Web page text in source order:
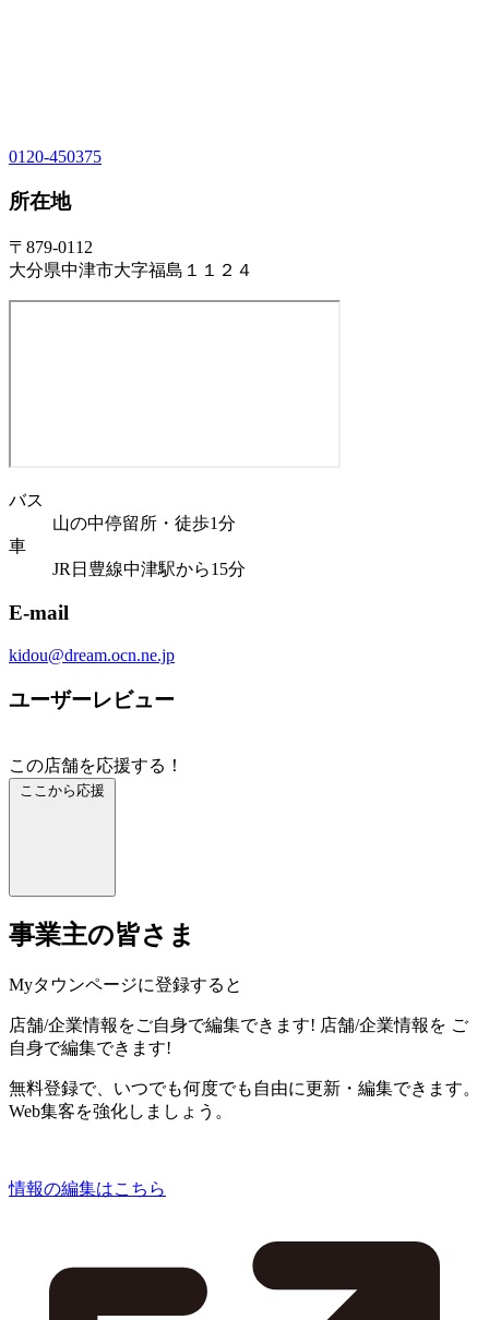
0120-450375
所在地
〒879-0112
大分県中津市大字福島１１２４
バス
山の中停留所・徒歩1分
車
JR日豊線中津駅から15分
E-mail
kidou@dream.ocn.ne.jp
ユーザーレビュー
この店舗を応援する！
ここから応援
事業主の皆さま
Myタウンページに登録すると
店舗/企業情報をご自身で編集できます! 店舗/企業情報を ご
自身で編集できます!
無料登録で、いつでも何度でも自由に更新・編集できます。
Web集客を強化しましょう。
情報の編集はこちら